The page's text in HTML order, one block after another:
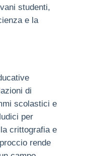
studenti,
e la
di
scolastici e
per
crittografia e
rende